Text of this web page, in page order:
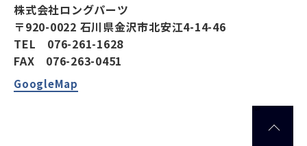
株式会社ロングパーツ
〒920-0022 石川県金沢市北安江4-14-46
TEL 076-261-1628
FAX 076-263-0451
GoogleMap
TOP